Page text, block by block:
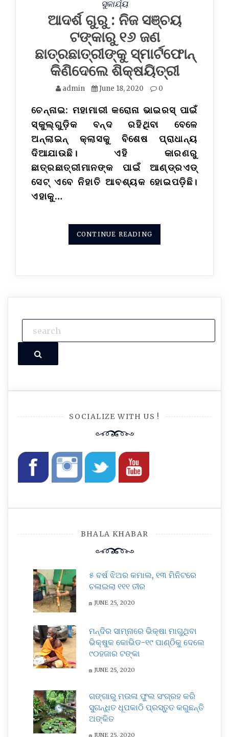
ସୁକାର୍ଯ୍ୟ
ଆଦର୍ଶ ଗୁରୁ : ନିଜ ସଞ୍ଚୟ
ଟଙ୍କାରୁ ୧୬ ଜଣ
ଛାତ୍ରଛାତ୍ରୀଙ୍କୁ ସ୍ମାର୍ଟଫୋନ୍
କିଣିଦେଲେ ଶିକ୍ଷୟିତ୍ରୀ
admin June 18, 2020 0
ଚେନ୍ନାଇ: ମହାମାରୀ କରୋନା ଭାଇରସ୍‌ ପାଇଁ
ସ୍କୁଲ୍‌ଗୁଡ଼ିକ ବନ୍ଦ ରହିଥିବା ବେଳେ
ଅନ୍‌ଲାଇନ୍‌ କ୍ଲା‌ସକୁ ବିଶେଷ ପ୍ରାଧାନ୍ୟ
ଦିଆଯାଉଛି। ଏହି କାରଣରୁ
ଛାତ୍ରଛାତ୍ରୀମାନଙ୍କ ପାଇଁ ଆଣ୍ଡ୍ରଏଡ୍‌
ସେଟ୍ ଏବେ‌ ନିହାତି ଆବଶ୍ୟକ ‌ହୋଇପଡ଼ିଛି।
ଏହାକୁ…
CONTINUE READING
Search
SOCIALIZE WITH US !
BHALA KHABAR
୫ ବର୍ଷ ଝିଅର କମାଲ, ୧୩ ମିନିଟରେ
ଚଳାଇଲା ୧୧୧ ତୀର
JUNE 25, 2020
ମନ୍ଦିର ସାମ୍ନାରେ ଭିକ୍ଷା ମାଗୁଥିବା
ଭିକ୍ଷୁକ କୋଭିଡ-୧୯ ପାଣ୍ଠିକୁ ଦେଲେ
୯୦ହଜାର ଟଙ୍କା
JUNE 25, 2020
ଗଙ୍ଗାରୁ ମଉଳା ଫୁଲ ସଂଗ୍ରହ କରି
ସୁଗନ୍ଧିତ ଧୂପକାଠି ପ୍ରସ୍ତୁତ କରୁଛନ୍ତି
ଅଙ୍କିତ
JUNE 25, 2020